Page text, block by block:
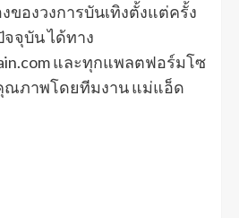
ของวงการบันเทิงตั้งแต่ครั้ง
จุบัน ได้ทาง
และทุกแพลตฟอร์มโซ
ณภาพโดยทีมงาน แม่แอ็ด